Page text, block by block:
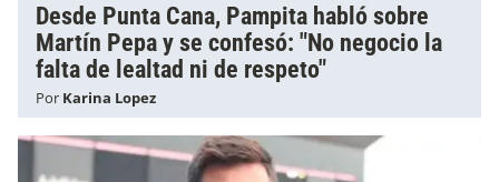
Desde Punta Cana, Pampita habló sobre
Martín Pepa y se confesó: "No negocio la
falta de lealtad ni de respeto"
Por Karina Lopez